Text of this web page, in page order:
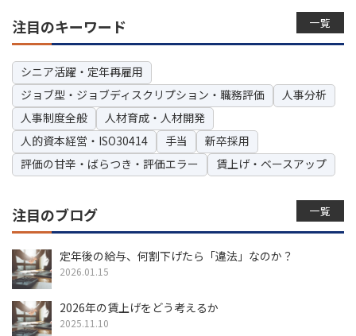
一覧
注目のキーワード
シニア活躍・定年再雇用
ジョブ型・ジョブディスクリプション・職務評価
人事分析
人事制度全般
人材育成・人材開発
人的資本経営・ISO30414
手当
新卒採用
評価の甘辛・ばらつき・評価エラー
賃上げ・ベースアップ
一覧
注目のブログ
定年後の給与、何割下げたら「違法」なのか？
2026.01.15
2026年の賃上げをどう考えるか
2025.11.10